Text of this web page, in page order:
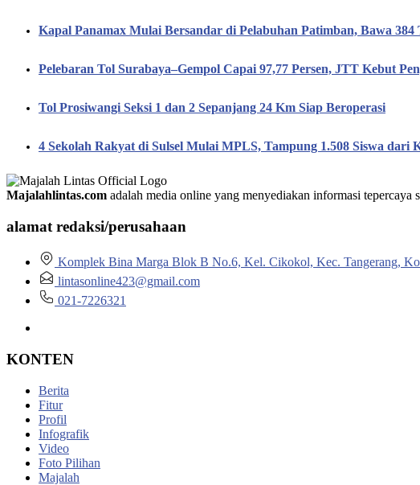
Kapal Panamax Mulai Bersandar di Pelabuhan Patimban, Bawa
Pelebaran Tol Surabaya–Gempol Capai 97,77 Persen, JTT Kebut
Tol Prosiwangi Seksi 1 dan 2 Sepanjang 24 Km Siap Beroperasi
4 Sekolah Rakyat di Sulsel Mulai MPLS, Tampung 1.508 Siswa dari
Majalahlintas.com adalah media online yang menyediakan informasi
alamat redaksi/perusahaan
Komplek Bina Marga Blok B No.6, Kel. Cikokol, Kec. Tangerang,
lintasonline423@gmail.com
021-7226321
KONTEN
Berita
Fitur
Profil
Infografik
Video
Foto Pilihan
Majalah